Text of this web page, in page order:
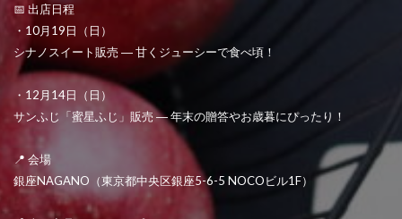
📅 出店日程
・10月19日（日）
シナノスイート販売 ― 甘くジューシーで食べ頃！
・12月14日（日）
サンふじ「蜜星ふじ」販売 ― 年末の贈答やお歳暮にぴったり！
📍 会場
銀座NAGANO（東京都中央区銀座5-6-5 NOCOビル1F）